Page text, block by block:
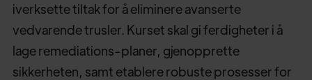
iverksette tiltak for å eliminere avanserte
vedvarende trusler. Kurset skal gi ferdigheter i å
lage remediations-planer, gjenopprette
sikkerheten, samt etablere robuste prosesser for